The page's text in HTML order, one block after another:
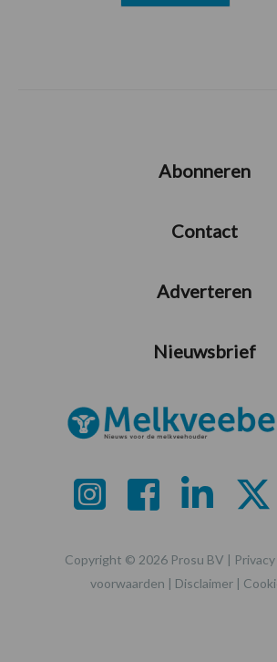
Abonneren
Contact
Adverteren
Nieuwsbrief
Copyright © 2026 Prosu BV | Privacy
voorwaarden | Disclaimer |